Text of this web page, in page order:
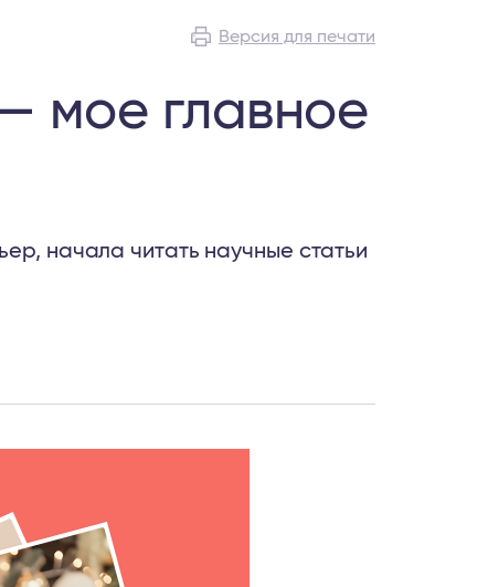
Версия для печати
мое главное
начала читать научные статьи